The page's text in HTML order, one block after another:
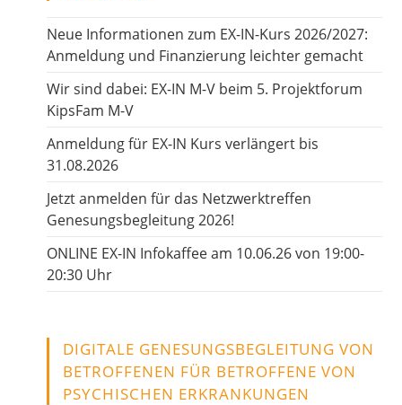
Neue Informationen zum EX-IN-Kurs 2026/2027:
Anmeldung und Finanzierung leichter gemacht
Wir sind dabei: EX-IN M-V beim 5. Projektforum
KipsFam M-V
Anmeldung für EX-IN Kurs verlängert bis
31.08.2026
Jetzt anmelden für das Netzwerktreffen
Genesungsbegleitung 2026!
ONLINE EX-IN Infokaffee am 10.06.26 von 19:00-
20:30 Uhr
DIGITALE GENESUNGSBEGLEITUNG VON
BETROFFENEN FÜR BETROFFENE VON
PSYCHISCHEN ERKRANKUNGEN